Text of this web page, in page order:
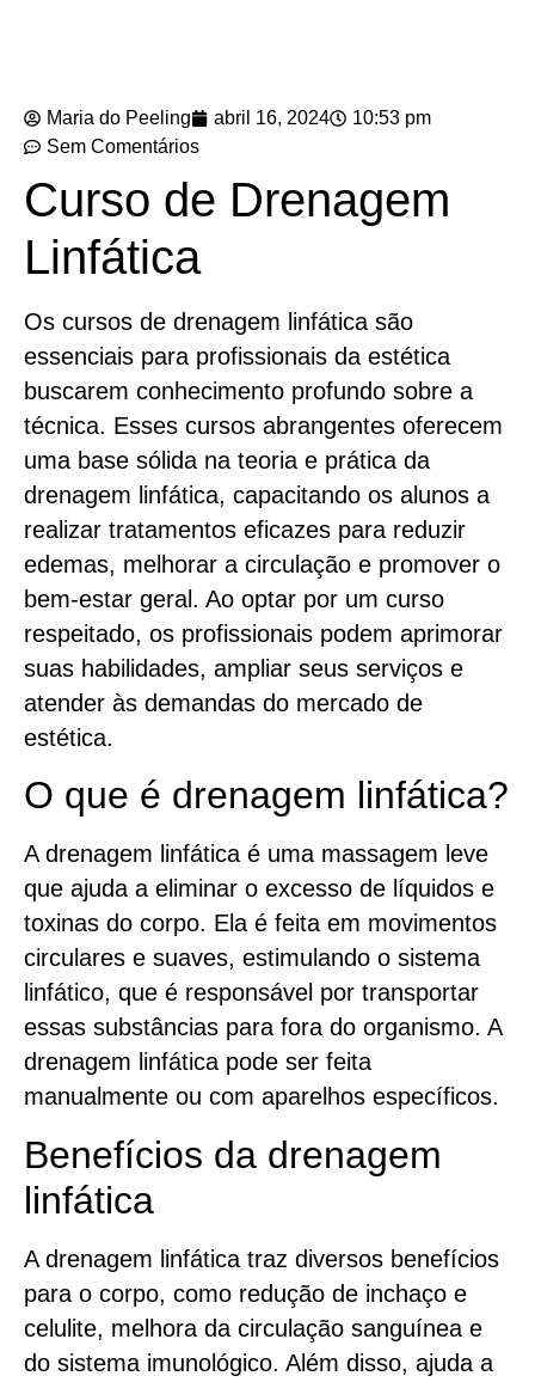
Maria do Peeling abril 16, 2024
10:53 pm
Sem Comentários
Curso de Drenagem
Linfática
Os cursos de drenagem linfática são
essenciais para profissionais da estética
buscarem conhecimento profundo sobre a
técnica. Esses cursos abrangentes oferecem
uma base sólida na teoria e prática da
drenagem linfática, capacitando os alunos a
realizar tratamentos eficazes para reduzir
edemas, melhorar a circulação e promover o
bem-estar geral. Ao optar por um curso
respeitado, os profissionais podem aprimorar
suas habilidades, ampliar seus serviços e
atender às demandas do mercado de
estética.
O que é drenagem linfática?
A drenagem linfática é uma massagem leve
que ajuda a eliminar o excesso de líquidos e
toxinas do corpo. Ela é feita em movimentos
circulares e suaves, estimulando o sistema
linfático, que é responsável por transportar
essas substâncias para fora do organismo. A
drenagem linfática pode ser feita
manualmente ou com aparelhos específicos.
Benefícios da drenagem
linfática
A drenagem linfática traz diversos benefícios
para o corpo, como redução de inchaço e
celulite, melhora da circulação sanguínea e
do sistema imunológico. Além disso, ajuda a